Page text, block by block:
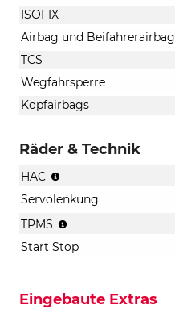
ISOFIX
Airbag und Beifahrerairbag
TCS
Wegfahrsperre
Kopfairbags
Räder & Technik
HAC
Servolenkung
TPMS
Start Stop
Eingebaute Extras